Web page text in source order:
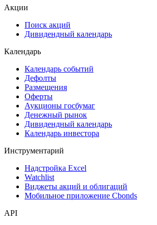
Акции
Поиск акций
Дивидендный календарь
Календарь
Календарь событий
Дефолты
Размещения
Оферты
Аукционы госбумаг
Денежный рынок
Дивидендный календарь
Календарь инвестора
Инструментарий
Надстройка Excel
Watchlist
Виджеты акций и облигаций
Мобильное приложение Cbonds
API